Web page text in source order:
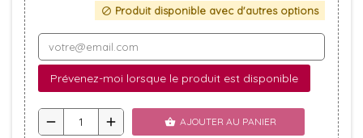
block Produit disponible avec d'autres options
Prévenez-moi lorsque le produit est disponible
remove add shopping_basket AJOUTER AU PANIER